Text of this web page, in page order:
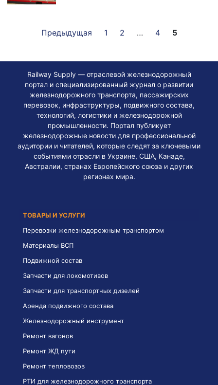
Предыдущая 1 2 … 4 5
Railway Supply — отраслевой железнодорожный
портал и специализированный журнал о развитии
железнодорожного транспорта, пассажирских
перевозок, инфраструктуры, подвижного состава,
технологий, логистики и железнодорожной
промышленности. Портал публикует
железнодорожные новости для профессиональной
аудитории и читателей, которые следят за ключевыми
событиями отрасли в Украине, США, Канаде,
Австралии, странах Европейского союза и других
регионах мира.
ТОВАРЫ И УСЛУГИ
Перевозки железнодорожным транспортом
Материалы ВСП
Подвижной состав
Запчасти для локомотивов
Запчасти для транспортных дизелей
Аренда подвижного состава
Железнодорожный инструмент
Ремонт вагонов
Ремонт ЖД пути
Ремонт тепловозов
РТИ для железнодорожного транспорта